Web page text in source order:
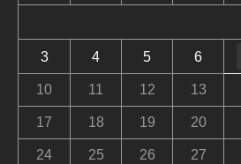
3 4 5 6
10 11 12 13
17 18 19 20
24 25 26 27